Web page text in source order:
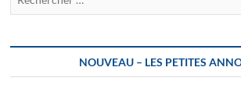
NOUVEAU – LES PETITES